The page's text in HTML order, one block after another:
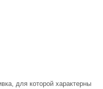
для которой характерны